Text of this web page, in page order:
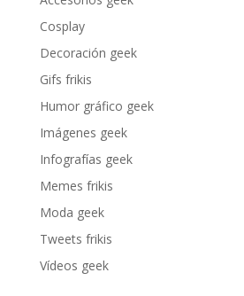
Cosplay
Decoración geek
Gifs frikis
Humor gráfico geek
Imágenes geek
Infografías geek
Memes frikis
Moda geek
Tweets frikis
Vídeos geek